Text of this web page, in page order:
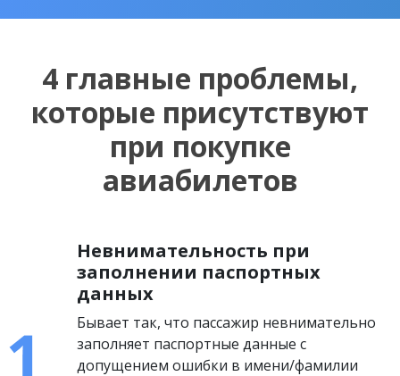
4 главные проблемы,
которые присутствуют
при покупке
авиабилетов
Невнимательность при
заполнении паспортных
данных
Бывает так, что пассажир невнимательно
заполняет паспортные данные с
допущением ошибки в имени/фамилии